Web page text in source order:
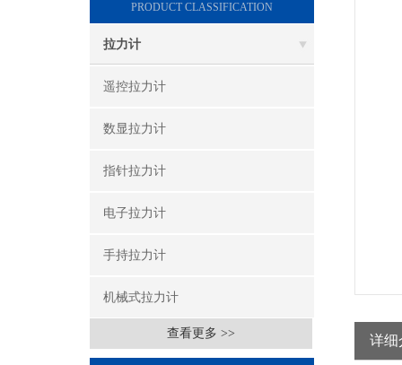
PRODUCT CLASSIFICATION
拉力计
遥控拉力计
数显拉力计
指针拉力计
电子拉力计
手持拉力计
机械式拉力计
查看更多 >> 详细